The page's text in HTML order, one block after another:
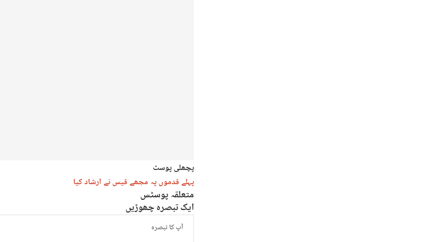
پچھلی پوسٹ
پہلے قدموں پہ مجھے قیس نے ارشاد کیا
متعلقہ پوسٹس
ایک تبصرہ چھوڑیں